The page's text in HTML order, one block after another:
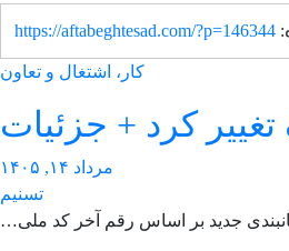
https://aftabeghtesad.com/?p=146344
کار، اشتغال و تعاون
تغییر کرد + جزئیات
مرداد ۱۴, ۱۴۰۵
تسنیم
جدید بر اساس رقم آخر کد ملی…